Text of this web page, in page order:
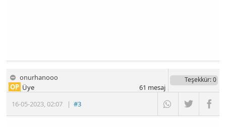
onurhanooo
16-05-2023,02:07 |#3
OP Üye
Teşekkür: 0
61 mesaj